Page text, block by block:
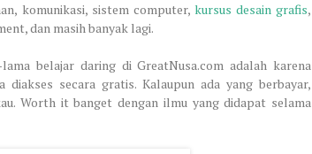
komunikasi, sistem computer, kursus desain grafis,
dan masih banyak lagi.
belajar daring di GreatNusa.com adalah karena
diakses secara gratis. Kalaupun ada yang berbayar,
Worth it banget dengan ilmu yang didapat selama